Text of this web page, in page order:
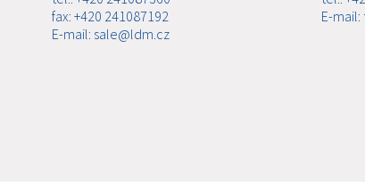
fax: +420 241087192
E-mail: sale@ldm.cz
E-